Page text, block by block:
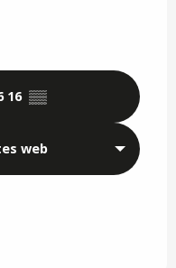
16 ▒▒
web